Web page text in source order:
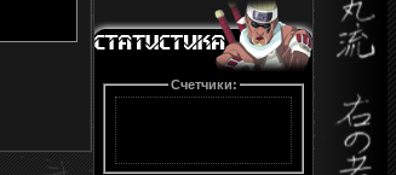
Счетчики: